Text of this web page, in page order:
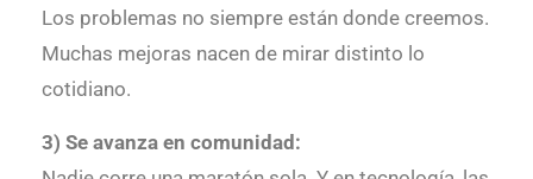
Los problemas no siempre están donde creemos.
Muchas mejoras nacen de mirar distinto lo
cotidiano.
3) Se avanza en comunidad: